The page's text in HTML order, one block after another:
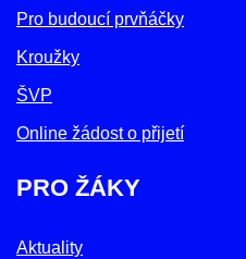
Pro budoucí prvňáčky
Kroužky
ŠVP
Online žádost o přijetí
PRO ŽÁKY
Aktuality